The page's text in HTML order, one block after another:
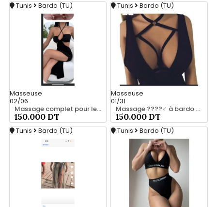
Tunis Bardo (TU)
Masseuse
02/06
Massage complet pour les hommes srd chez moi 55066248
150.000 DT
Tunis Bardo (TU)
Masseuse
01/31
Massage ????‍♂️ à bardo srd 55066248
150.000 DT
Tunis Bardo (TU) Tunis Bardo (TU)